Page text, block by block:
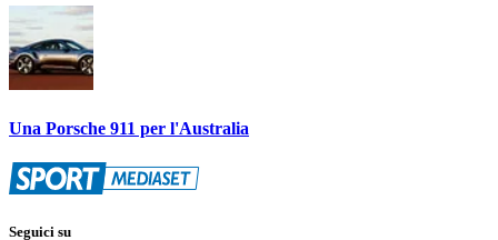
Una Porsche 911 per l'Australia
Seguici su